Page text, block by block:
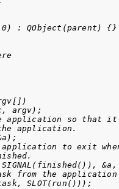
: QObject(parent) {}
argv);
application so that it
application.
to exit
from the
SLOT(run()));